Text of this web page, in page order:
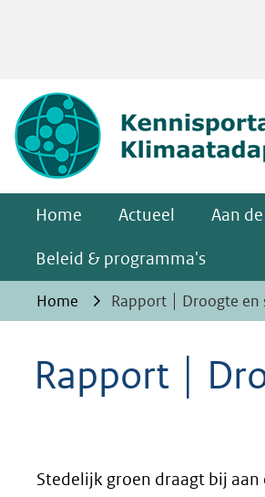
kan
het
gebruik
van
cookies
deze
website
toegestaan
Home Actueel Aan
Beleid & programma's
Home Rapport │ Droogte
Rapport │
Stedelijk groen draagt bij